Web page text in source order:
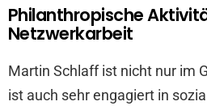
Philanthropische
Netzwerkarbeit
Martin Schlaff ist nicht nur im
ist auch sehr engagiert in